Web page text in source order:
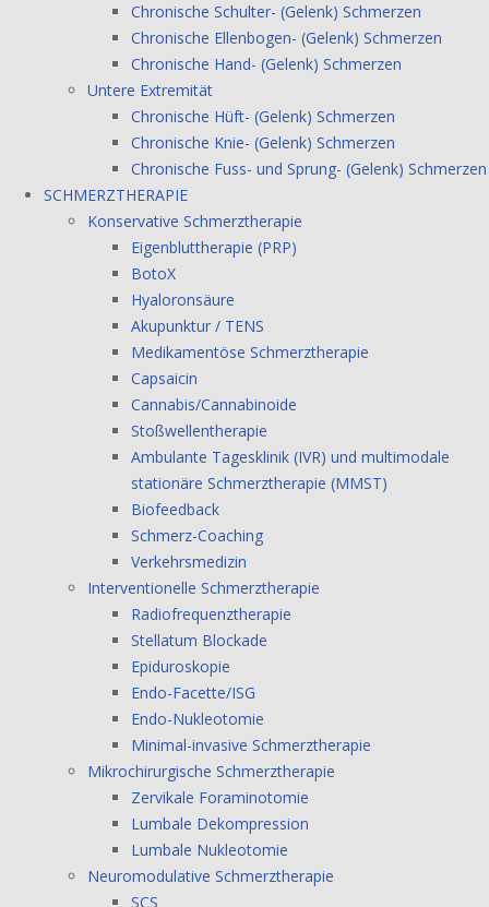
Chronische Schulter- (Gelenk) Schmerzen
Chronische Ellenbogen- (Gelenk) Schmerzen
Chronische Hand- (Gelenk) Schmerzen
Untere Extremität
Chronische Hüft- (Gelenk) Schmerzen
Chronische Knie- (Gelenk) Schmerzen
Chronische Fuss- und Sprung- (Gelenk) Schmerzen
SCHMERZTHERAPIE
Konservative Schmerztherapie
Eigenbluttherapie (PRP)
BotoX
Hyaloronsäure
Akupunktur / TENS
Medikamentöse Schmerztherapie
Capsaicin
Cannabis/Cannabinoide
Stoßwellentherapie
Ambulante Tagesklinik (IVR) und multimodale
stationäre Schmerztherapie (MMST)
Biofeedback
Schmerz-Coaching
Verkehrsmedizin
Interventionelle Schmerztherapie
Radiofrequenztherapie
Stellatum Blockade
Epiduroskopie
Endo-Facette/ISG
Endo-Nukleotomie
Minimal-invasive Schmerztherapie
Mikrochirurgische Schmerztherapie
Zervikale Foraminotomie
Lumbale Dekompression
Lumbale Nukleotomie
Neuromodulative Schmerztherapie
SCS